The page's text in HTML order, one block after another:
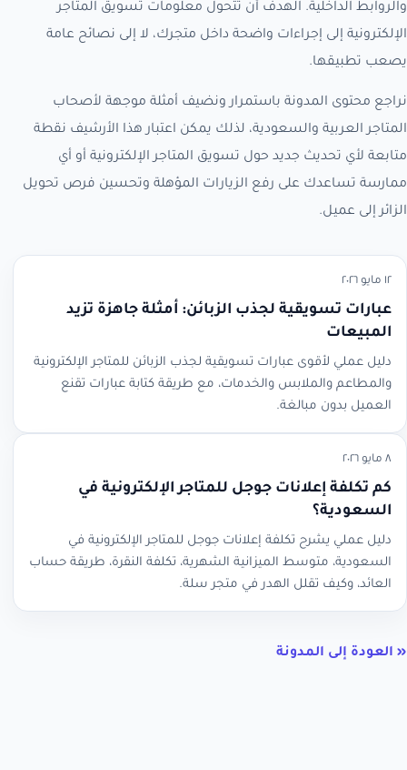
والروابط الداخلية. الهدف أن تتحول معلومات تسويق المتاجر
الإلكترونية إلى إجراءات واضحة داخل متجرك، لا إلى نصائح عامة
يصعب تطبيقها.
نراجع محتوى المدونة باستمرار ونضيف أمثلة موجهة لأصحاب
المتاجر العربية والسعودية، لذلك يمكن اعتبار هذا الأرشيف نقطة
متابعة لأي تحديث جديد حول تسويق المتاجر الإلكترونية أو أي
ممارسة تساعدك على رفع الزيارات المؤهلة وتحسين فرص تحويل
الزائر إلى عميل.
١٢ مايو ٢٠٢٦
عبارات تسويقية لجذب الزبائن: أمثلة جاهزة تزيد
المبيعات
دليل عملي لأقوى عبارات تسويقية لجذب الزبائن للمتاجر الإلكترونية
والمطاعم والملابس والخدمات، مع طريقة كتابة عبارات تقنع
العميل بدون مبالغة.
٨ مايو ٢٠٢٦
كم تكلفة إعلانات جوجل للمتاجر الإلكترونية في
السعودية؟
دليل عملي يشرح تكلفة إعلانات جوجل للمتاجر الإلكترونية في
السعودية، متوسط الميزانية الشهرية، تكلفة النقرة، طريقة حساب
العائد، وكيف تقلل الهدر في متجر سلة.
« العودة إلى المدونة